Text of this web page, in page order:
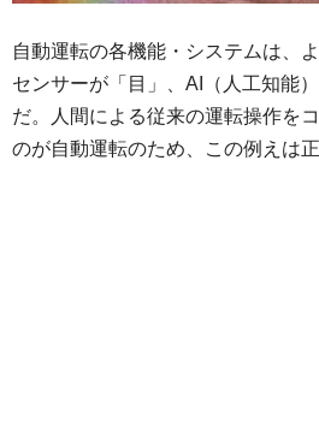
自動運転の各機能・システムは、
センサーが「目」、AI（人工知能
だ。人間による従来の運転操作を
のが自動運転のため、この例えは